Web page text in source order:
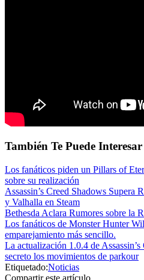
También Te Puede Interesar
Los fanáticos piden un Pillars of
sobre su realización
Assassin’s Creed Shadows Supera
y Valhalla en Steam
Bethesda Aclara Rumores sobre la
Los fanáticos de Monster Hunter
emparejamiento más sencillo.
La actualización 1.0.4 de
secreto los movimientos de parkour
Etiquetado:Noticias
Compartir este artículo